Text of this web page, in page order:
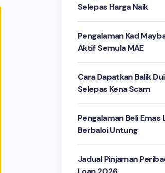
Selepas Harga Naik
Pengalaman Kad
Aktif Semula MAE
Cara Dapatkan Balik
Selepas Kena Scam
Pengalaman Beli Emas
Berbaloi Untung
Jadual Pinjaman